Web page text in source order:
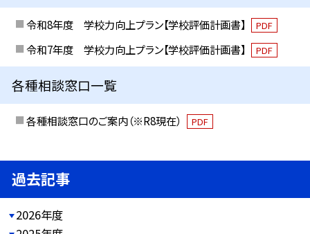
令和8年度 学校力向上プラン【学校評価計画書】 PDF
令和7年度 学校力向上プラン【学校評価計画書】 PDF
各種相談窓口一覧
各種相談窓口のご案内（※R8現在） PDF
過去記事
2026年度